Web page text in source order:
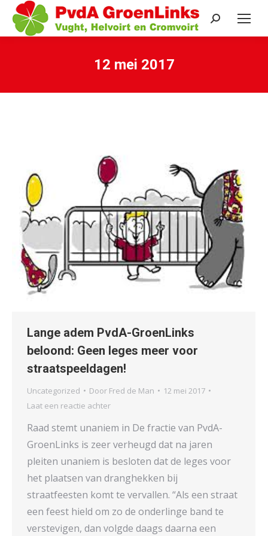
Search:
12 mei 2017
Lange adem PvdA-GroenLinks
beloond: Geen leges meer voor
straatspeeldagen!
Uncategorized Door Fred de Man
12 mei 2017
Laat een reactie achter
Raad stemt unaniem in De fractie van PvdA-
GroenLinks is zeer verheugd dat na jaren
pleiten unaniem is besloten dat de leges voor
het plaatsen van dranghekken bij
straatfeesten komt te vervallen. “Als een straat
een feest hield om zo de onderlinge band te
verstevigen, dan volgde daags daarna een